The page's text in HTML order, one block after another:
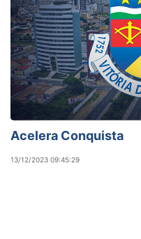
Acelera Conquista
13/12/2023 09:45:29